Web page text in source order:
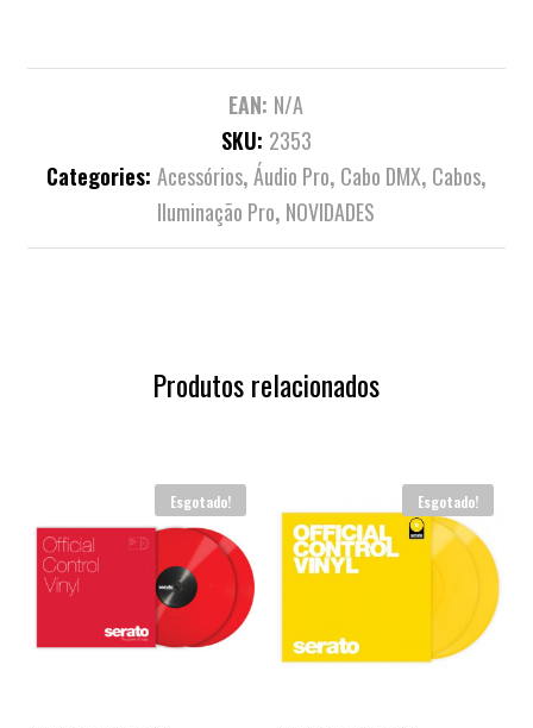
EAN: N/A
SKU: 2353
Categories:Acessórios,Áudio Pro, Cabo DMX, Cabos,
Iluminação Pro, NOVIDADES
Produtos relacionados
Esgotado! Esgotado!